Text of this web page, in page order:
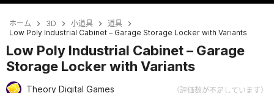
ホーム 3D 小道具
道具
Low Poly Industrial Cabinet – Garage Storage Locker with Variants
Low Poly Industrial Cabinet – Garage
Storage Locker with Variants
Theory Digital Games （評価数が不足しています）